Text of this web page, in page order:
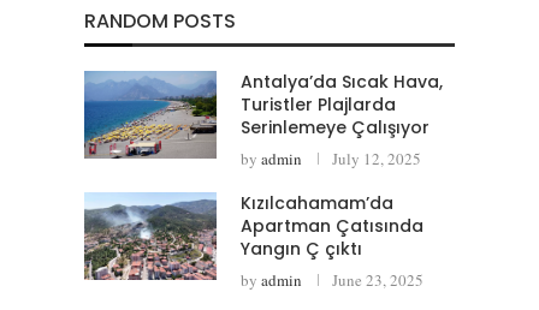
RANDOM POSTS
Antalya’da Sıcak Hava,
Turistler Plajlarda
Serinlemeye Çalışıyor
by admin July 12, 2025
Kızılcahamam’da
Apartman Çatısında
Yangın Ç çıktı
by admin June 23, 2025